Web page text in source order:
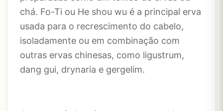
chá. Fo-Ti ou He shou wu é a principal erva
usada para o recrescimento do cabelo,
isoladamente ou em combinação com
outras ervas chinesas, como ligustrum,
dang gui, drynaria e gergelim.